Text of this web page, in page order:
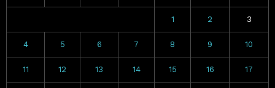
1 2 3
4 5 6 7 8 9 10
11 12 13 14 15 16 17